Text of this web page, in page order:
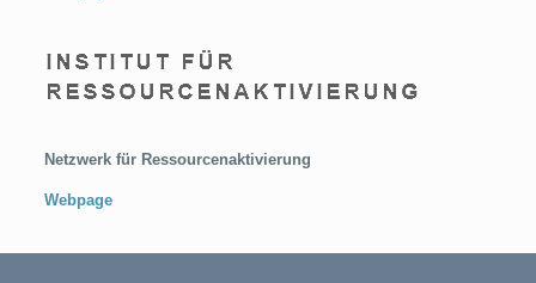
Netzwerk für Ressourcenaktivierung
Webpage